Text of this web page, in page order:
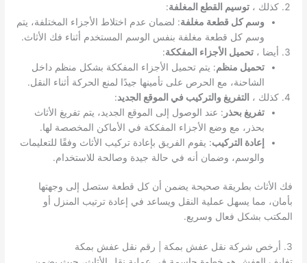
كذلك ،توسيم القطع المغلفة:
وسم كل قطعة مغلفة: لضمان عدم اختلاط الأجزاء المختلفة، يتم
وسم كل قطعة مغلفة بنفس الوسم المستخدم أثناء فك الأثاث.
أيضا ،تحميل الأجزاء المفككة:
تحميل منظم: يتم تحميل الأجزاء المفككة بشكل منظم داخل
الشاحنة، مع الحرص على تأمينها جيدًا لمنع الحركة أثناء النقل.
كذلك ، التفريغ والتركيب في الموقع الجديد:
تفريغ بحذر : عند الوصول إلى الموقع الجديد، يتم تفريغ الأثاث
بحذر، مع وضع الأجزاء المفككة في الأماكن المخصصة لها.
إعادة التركيب: يقوم الفريق بإعادة تركيب الأثاث وفقًا للتعليمات
والوسم، وضمان أنه في حالة جيدة وصالحة للاستخدام.
فك الأثاث بطريقة صحيحة يضمن أن كل قطعة ستصل إلى وجهتها
بأمان، مما يسهل عملية النقل ويساعد في إعادة ترتيب المنزل أو
المكتب بشكل فعال وسريع.
3. أرخص شركة نقل عفش بمكة | رقم نقل عفش بمكة